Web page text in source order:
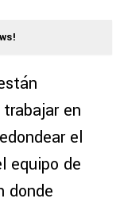
en
el
equipo de
donde